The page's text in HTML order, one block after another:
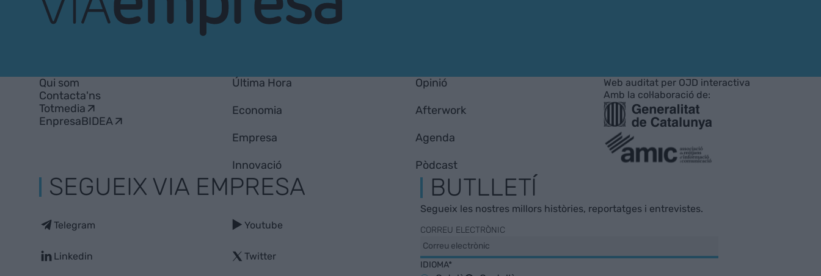
Qui som
Contacta'ns
Totmedia
EnpresaBIDEA
Última Hora
Economia
Empresa
Innovació
Opinió
Afterwork
Agenda
Pòdcast
Web auditat per OJD interactiva
Amb la col·laboració de:
SEGUEIX VIA EMPRESA
Telegram
Linkedin
Youtube
Twitter
BUTLLETÍ
Segueix les nostres millors històries, reportatges i entrevistes.
CORREU ELECTRÒNIC
IDIOMA*